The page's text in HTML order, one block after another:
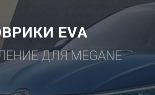
EVA
ДЛЯ MEGANE